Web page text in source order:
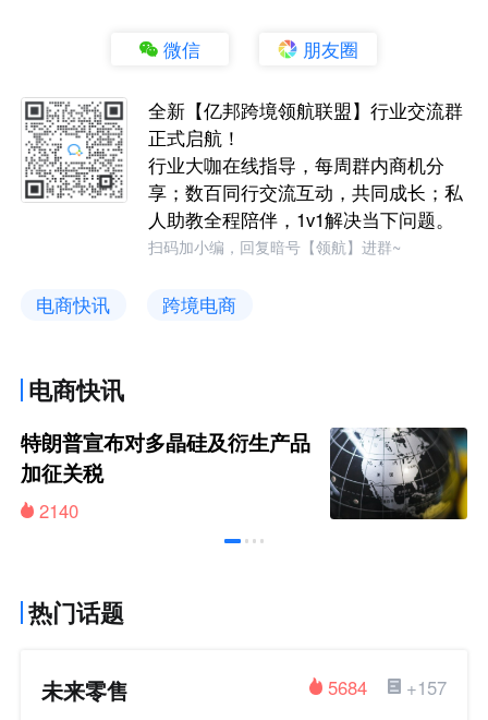
微信 朋友圈
全新【亿邦跨境领航联盟】行业交流群
正式启航！
行业大咖在线指导，每周群内商机分
享；数百同行交流互动，共同成长；私
人助教全程陪伴，1v1解决当下问题。
扫码加小编，回复暗号【领航】进群~
电商快讯 跨境电商
电商快讯
特朗普宣布对多晶硅及衍生产品
加征关税
2140
热门话题
未来零售 +157
5684